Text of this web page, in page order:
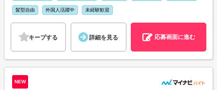
髪型自由 外国人活躍中 未経験歓迎
キープする 詳細を見る 応募画面に進む
NEW